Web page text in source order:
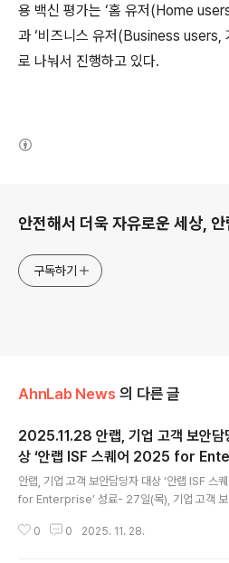
용 백신 평가는 ‘홈 유저 (Home
과 ‘비즈니스 유저 (Business users,
로 나눠서 진행하고 있다.
안전해서 더욱 자유로운 세상, 안
구독하기
AhnLab News 의 다른 글
2025.11.28 안랩, 기업 고객 보안담
상 ‘안랩 ISF 스퀘어 2025 for
e’ 성료
안랩, 기업 고객 보안담당자 대상 ‘안랩 ISF 스
for Enterprise’ 성료- 27일(목), 기업 고객 보
략 ▲생성형 AI 보안 가이드 등 조직 보안 강화
0 0 2025. 11. 28.